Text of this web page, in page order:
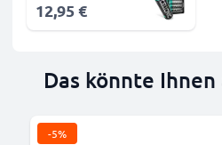
12,95 €
Das könnte
-5%